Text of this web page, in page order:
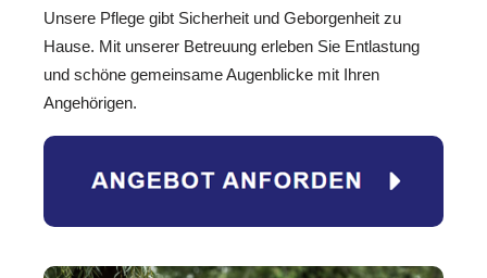
Unsere Pflege gibt Sicherheit und Geborgenheit zu
Hause. Mit unserer Betreuung erleben Sie Entlastung
und schöne gemeinsame Augenblicke mit Ihren
Angehörigen.